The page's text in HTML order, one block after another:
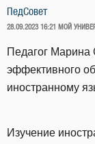
ПедСовет
ОПУБЛИКОВАНО
28.09.2023 16:21 МОЙ
Педагог Марина
эффективного
иностранному
Изучение